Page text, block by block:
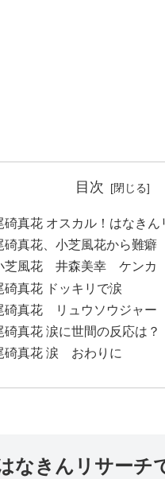
目次
碕真花 オスカル！はなきん
碕真花、小芝風花から難癖
芝風花 井森美幸 ケンカ
碕真花 ドッキリで涙
碕真花 リュウソウジャー
碕真花 涙に世間の反応は？
碕真花 涙 おわりに
なきんリサーチ